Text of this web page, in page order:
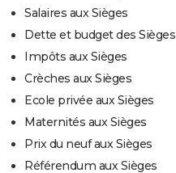
Salaires aux Sièges
Dette et budget des Sièges
Impôts aux Sièges
Crèches aux Sièges
Ecole privée aux Sièges
Maternités aux Sièges
Prix du neuf aux Sièges
Référendum aux Sièges